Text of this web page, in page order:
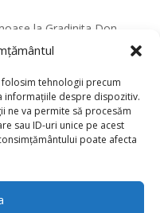
tehnologii precum
informațiile despre dispozitiv.
ne va permite să procesăm
sau ID-uri unice pe acest
poate afecta
la Gradinita Don
dezvoltarea
Don Castor Sector 2